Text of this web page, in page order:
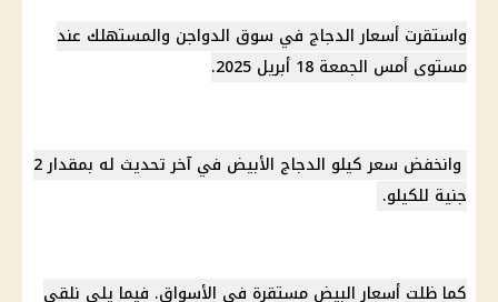
واستقرت أسعار الدجاج في سوق الدواجن والمستهلك عند
مستوى أمس الجمعة 18 أبريل 2025.
وانخفض سعر كيلو الدجاج الأبيض في آخر تحديث له بمقدار 2
جنية للكيلو.
كما ظلت أسعار البيض مستقرة في الأسواق. فيما يلي نلقي